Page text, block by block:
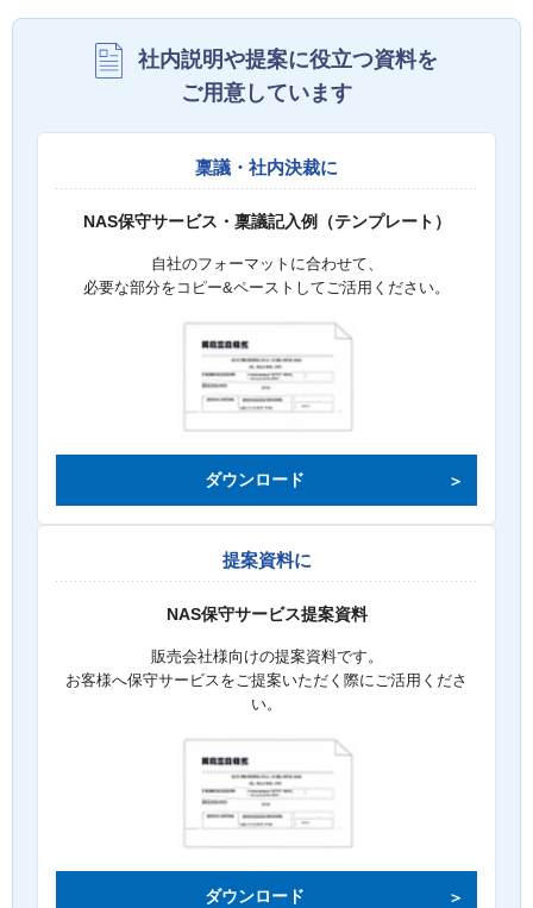
社内説明や提案に役立つ資料を
ご用意しています
稟議・社内決裁に
NAS保守サービス・稟議記入例（テンプレート）
自社のフォーマットに合わせて、
必要な部分をコピー&ペーストしてご活用ください。
ダウンロード
提案資料に
NAS保守サービス提案資料
販売会社様向けの提案資料です。
お客様へ保守サービスをご提案いただく際にご活用くださ
い。
ダウンロード